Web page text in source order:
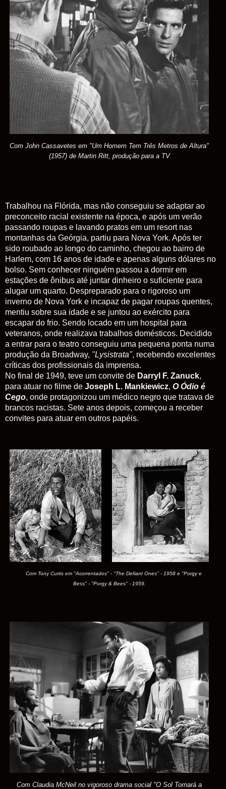
Com John Cassavetes em "Um Homem Tem Três Metros de Altura"
(1957) de Martin Ritt, produção para a TV
Trabalhou na Flórida, mas não conseguiu se adaptar ao
preconceito racial existente na época, e após um verão
passando roupas e lavando pratos em um resort nas
montanhas da Geórgia, partiu para Nova York. Após ter
sido roubado ao longo do caminho, chegou ao bairro de
Harlem, com 16 anos de idade e apenas alguns dólares no
bolso. Sem conhecer ninguém passou a dormir em
estações de ônibus até juntar dinheiro o suficiente para
alugar um quarto. Despreparado para o rigoroso um
inverno de Nova York e incapaz de pagar roupas quentes,
mentiu sobre sua idade e se juntou ao exército para
escapar do frio. Sendo locado em um hospital para
veteranos, onde realizava trabalhos domésticos. Decidido
a entrar para o teatro conseguiu uma pequena ponta numa
produção da Broadway, "Lysistrata", recebendo excelentes
críticas dos profissionais da imprensa.
No final de 1949, teve um convite de Darryl F. Zanuck,
para atuar no filme de Joseph L. Mankiewicz, O Ódio é
Cego, onde protagonizou um médico negro que tratava de
brancos racistas. Sete anos depois, começou a receber
convites para atuar em outros papéis.
Com Tony Curtis em "Acorrentados" - "The Defiant Ones" - 1958 e "Porgy e
Bess" - "Porgy & Bees" - 1959.
Com Claudia McNeil no vigoroso drama social "O Sol Tornará a